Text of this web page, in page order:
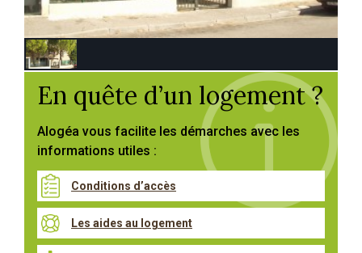
En quête d’un logement ?
Alogéa vous facilite les démarches avec les
informations utiles :
Conditions d’accès
Les aides au logement